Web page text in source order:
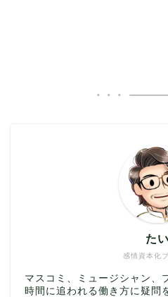
感情資本化
たい
マスコミ、ミュージシャン、
時間に追われる働き方に疑問